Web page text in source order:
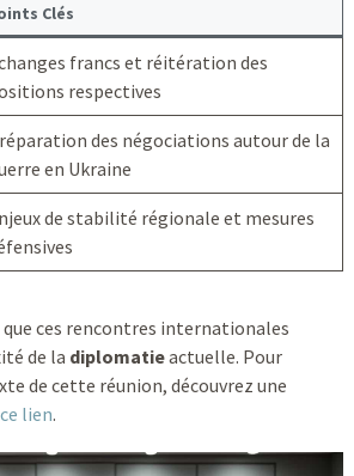
Clés
francs et réitération des
respectives
des négociations autour de la
en Ukraine
de stabilité régionale et mesures
ces rencontres internationales
de la diplomatieactuelle. Pour
de cette réunion, découvrez une
ce lien.